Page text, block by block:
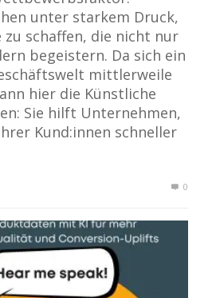
unter starkem Druck,
zu schaffen, die nicht nur
begeistern. Da sich ein
mittlerweile
hier die Künstliche
Sie hilft Unternehmen,
Kund:innen schneller
0